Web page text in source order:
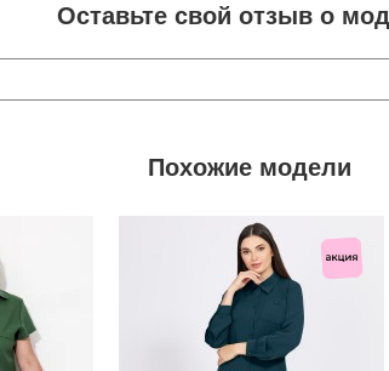
Оставьте свой отзыв о
Похожие модели